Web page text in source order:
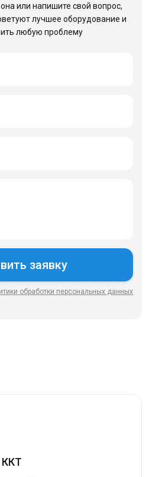
или напишите свой вопрос,
лучшее оборудование и
любую проблему
обработки персональных данных
ККТ